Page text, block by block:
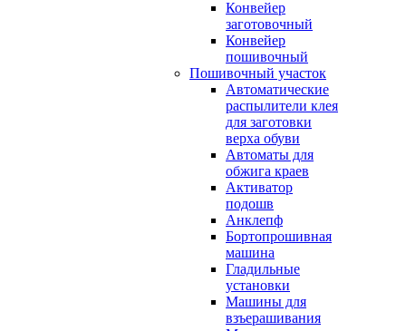
Конвейер
заготовочный
Конвейер
пошивочный
Пошивочный участок
Автоматические
распылители клея
для заготовки
верха обуви
Автоматы для
обжига краев
Активатор
подошв
Анклепф
Бортопрошивная
машина
Гладильные
установки
Машины для
взъерашивания